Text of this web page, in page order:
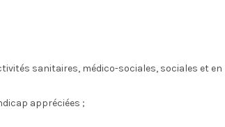
sanitaires, médico-sociales, sociales et en
appréciées ;